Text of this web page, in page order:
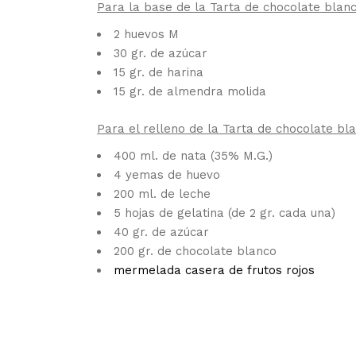
Para la base de la Tarta de chocolate
2 huevos M
30 gr. de azúcar
15 gr. de harina
15 gr. de almendra molida
Para el relleno de la Tarta de chocolate
400 ml. de nata (35% M.G.)
4 yemas de huevo
200 ml. de leche
5 hojas de gelatina (de 2 gr. cada una)
40 gr. de azúcar
200 gr. de chocolate blanco
mermelada casera de frutos rojos